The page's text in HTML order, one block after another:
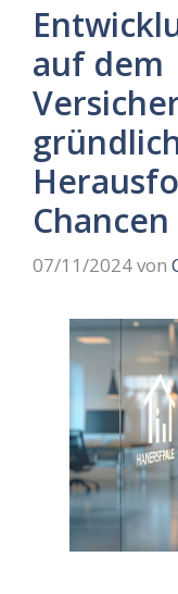
auf dem
Chancen
07/11/2024von